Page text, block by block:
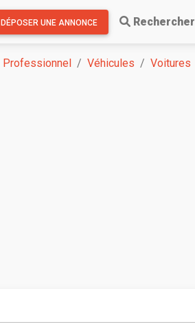
DÉPOSER UNE ANNONCE Rechercher
Professionnel Véhicules Voitures